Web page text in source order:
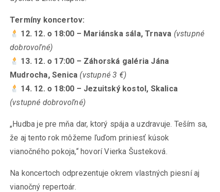
Termíny koncertov:
12. 12. o 18:00 – Mariánska sála, Trnava (vstupné
dobrovoľné)
13. 12. o 17:00 – Záhorská galéria Jána
Mudrocha, Senica (vstupné 3 €)
14. 12. o 18:00 – Jezuitský kostol, Skalica
(vstupné dobrovoľné)
„Hudba je pre mňa dar, ktorý spája a uzdravuje. Teším sa,
že aj tento rok môžeme ľuďom priniesť kúsok
vianočného pokoja,“ hovorí Vierka Šusteková.
Na koncertoch odprezentuje okrem vlastných piesní aj
vianočný repertoár.